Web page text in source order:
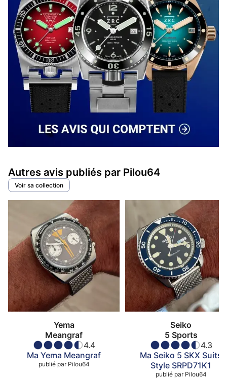
Autres avis publiés par Pilou64
Voir sa collection
Yema
Meangraf
4.4
Ma Yema Meangraf
publié par Pilou64
Seiko
5 Sports
4.3
Ma Seiko 5 SKX Suits
Style SRPD71K1
publié par Pilou64